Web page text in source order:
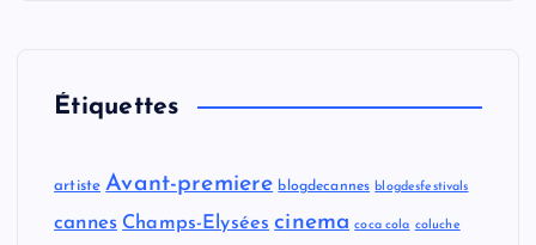
Étiquettes
artiste Avant-premiere blogdecannes blogdesfestivals
cannes Champs-Elysées cinema coca cola coluche